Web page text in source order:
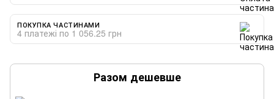
ПОКУПКА ЧАСТИНАМИ
4 платежі по 1 056.25 грн
Разом дешевше